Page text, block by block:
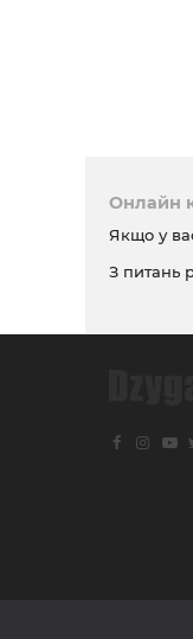
Онлайн
Якщо у
З питань